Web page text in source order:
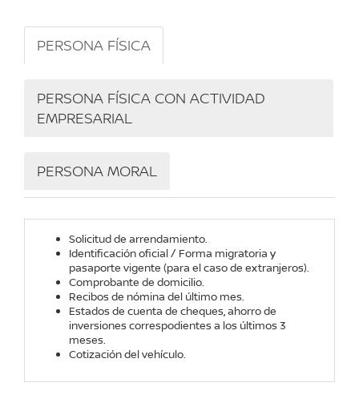
PERSONA FÍSICA
PERSONA FÍSICA CON ACTIVIDAD
EMPRESARIAL
PERSONA MORAL
Solicitud de arrendamiento.
Identificación oficial / Forma migratoria y
pasaporte vigente (para el caso de extranjeros).
Comprobante de domicilio.
Recibos de nómina del último mes.
Estados de cuenta de cheques, ahorro de
inversiones correspodientes a los últimos 3
meses.
Cotización del vehículo.